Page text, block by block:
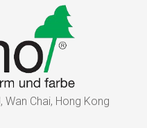
Chai, Hong Kong